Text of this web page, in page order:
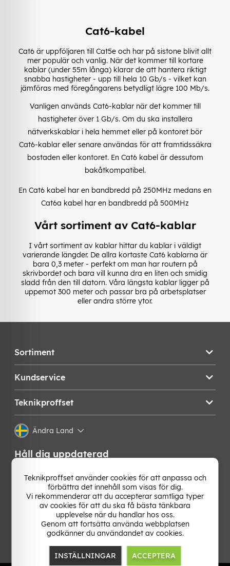
Cat6-kabel
Cat6 är uppföljaren till Cat5e och har på sistone blivit allt
mer populär och vanlig. När det kommer till kortare
kablar (under 55m långa) klarar de att hantera riktigt
snabba hastigheter - upp till hela 10 Gb/s - vilket kan
jämföras med föregångarens betydligt lägre 100 Mb/s.
Vanligen används Cat6-kablar när det kommer till
hastigheter över 1 Gb/s. Om du ska installera
nätverkskablar i hela hemmet eller på kontoret bör
Cat6-kablar eller senare användas för att framtidssäkra
bostaden eller kontoret. En Cat6 kabel är dessutom
bakåtkompatibel.
En Cat6 kabel har en bandbredd på 250MHz medans en
Cat6a kabel har en bandbredd på 500MHz
Vårt sortiment av Cat6-kablar
I vårt sortiment av kablar hittar du kablar i väldigt
varierande längder. De allra kortaste Cat6 kablarna är
bara 0,3 meter - perfekt om man har routern på
skrivbordet och bara vill kunna dra en liten och smidig
sladd från den till datorn. Våra längsta kablar ligger på
uppemot 300 meter och passar bra på arbetsplatser
eller andra större ytor.
Sortiment
Kundservice
Teknikproffset
Ändra Land
Håll dig uppdaterad
Få de senaste nyheterna, hetaste erbjudandena och
bästa tipsen från oss direkt i din mejlkorg. Signa upp på
vårt nyhetsbrev!
Teknikproffset använder cookies för att anpassa och
förbättra det innehåll som visas för dig.
Vi rekommenderar att du accepterar samtliga typer
av cookies för att du ska få bästa tänkbara
upplevelse när du handlar hos oss.
Genom att fortsätta använda webbplatsen
godkänner du användandet av cookies.
INSTÄLLNINGAR ACCEPTERA